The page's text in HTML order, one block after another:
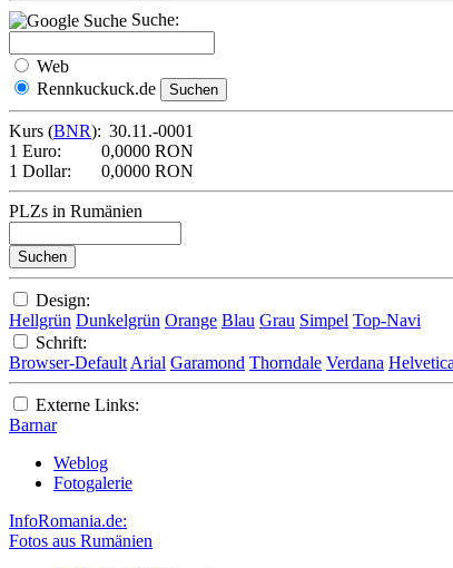
Suche:
Web
Rennkuckuck.de
Kurs (BNR): 30.11.-0001
1 Euro:
0,0000 RON
1 Dollar:
0,0000 RON
PLZs in Rumänien
Design:
Hellgrün Dunkelgrün Orange Blau Grau Simpel Top-Navi
Schrift:
Browser-Default Arial Garamond Thorndale Verdana Helvetica
Externe Links:
Barnar
Weblog
Fotogalerie
InfoRomania.de:
Fotos aus Rumänien